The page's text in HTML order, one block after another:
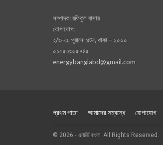
সম্পাদক: রফিকুল বাসার
যোগাযোগ:
২/৩-এ, পূরানো পল্টন, থাকা – ১০০০
০১৫৫২৩১৫৭৪৫
energybanglabd@gmail.com
প্রথম পাতা আমাদের সম্বন্ধে যোগাযোগ
© 2026 - এনার্জি বাংলা. All Rights Reserved.